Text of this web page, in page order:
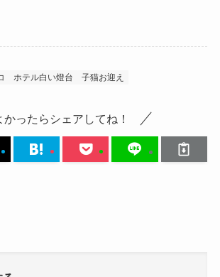
ホテル白い燈台 子猫お迎え
かったらシェアしてね！